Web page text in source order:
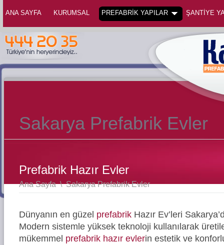
ANA SAYFA KURUMSAL PREFABRİK YAPILAR ŞANTİYE
Sakarya Prefabrik Evler
Prefabrik Hazır Evler
Ana Sayfa \Sakarya Prefabrik Evler
Dünyanın en güzel prefabrik Hazır Ev’leri
Modern sistemle yüksek teknoloji kullanılarak
mükemmel prefabrik hazır evlerin estetik ve